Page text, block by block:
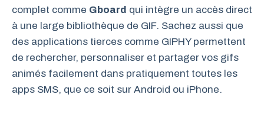
complet comme Gboard qui intègre un accès direct
à une large bibliothèque de GIF. Sachez aussi que
des applications tierces comme GIPHY permettent
de rechercher, personnaliser et partager vos gifs
animés facilement dans pratiquement toutes les
apps SMS, que ce soit sur Android ou iPhone.